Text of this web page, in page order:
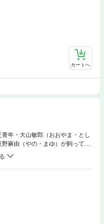
カートへ
年・大山敏郎（おおやま・とし
麻由（やの・まゆ）が飼ってい
由に助けられた敏郎だったが、
虫開発社”で働くことに。そこで
き……!?